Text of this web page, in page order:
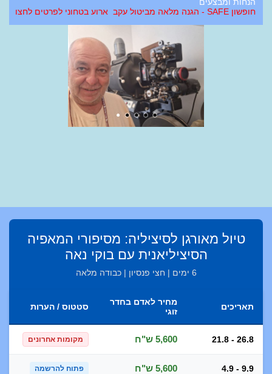
חופשון SAFE - הגנה מלאה מביטול עקב ארוע בטחוני לפרטים לחצו
טיול מאורגן לסיציליה: מסיפורי המאפיה
הסיציליאנית עם בוקי נאה
6 ימים | חצי פנסיון | כבודה מלאה
תאריכים
מחיר לאדם בחדר
זוגי
סטטוס / הערות
21.8 - 26.8 5,600 ש"ח מקומות אחרונים
4.9 - 9.9 5,600 ש"ח פתוח להרשמה